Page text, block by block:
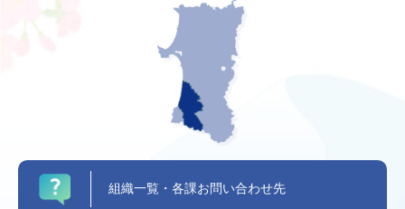
組織一覧・各課お問い合わせ先